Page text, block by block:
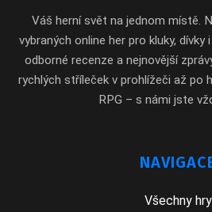
Váš herní svět na jednom místě.
vybraných online her pro kluky, dívky
odborné recenze a nejnovější
rychlých stříleček v prohlížeči až po
RPG – s námi jste
Všechny hry